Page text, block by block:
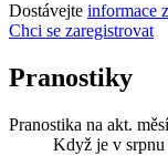
Dostávejte informace
Chci se zaregistrovat
Pranostiky
Pranostika na akt.
Když je v srpnu